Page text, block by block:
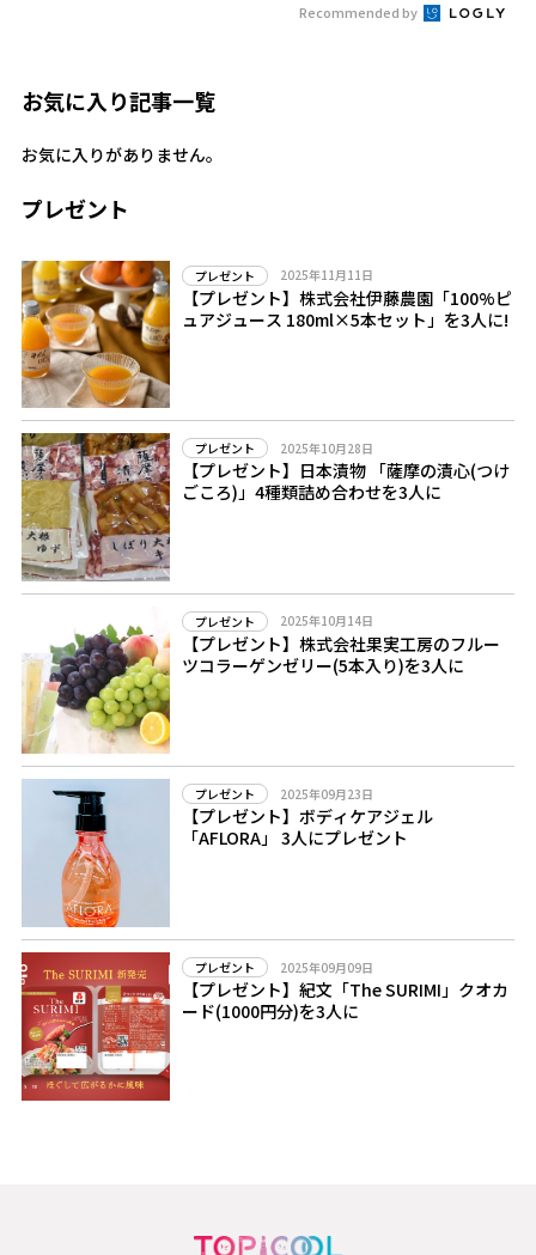
Recommended by
お気に入り記事一覧
お気に入りがありません。
プレゼント
プレゼント 2025年11月11日
【プレゼント】株式会社伊藤農園「100%ピ
ュアジュース 180ml×5本セット」を3人に!
プレゼント 2025年10月28日
【プレゼント】日本漬物 「薩摩の漬心(つけ
ごころ)」4種類詰め合わせを3人に
プレゼント 2025年10月14日
【プレゼント】株式会社果実工房のフルー
ツコラーゲンゼリー(5本入り)を3人に
プレゼント 2025年09月23日
【プレゼント】ボディケアジェル
「AFLORA」 3人にプレゼント
プレゼント 2025年09月09日
【プレゼント】紀文「The SURIMI」クオカ
ード(1000円分)を3人に